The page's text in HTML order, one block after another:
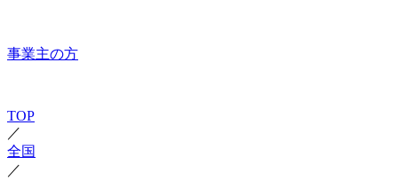
事業主の方
TOP
／
全国
／